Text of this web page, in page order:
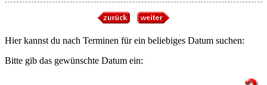
Hier kannst du nach Terminen für ein beliebiges Datum suchen:
Bitte gib das gewünschte Datum ein: